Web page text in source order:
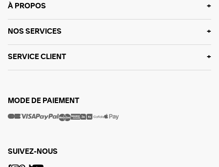
À PROPOS
NOS SERVICES
SERVICE CLIENT
MODE DE PAIEMENT
SUIVEZ-NOUS